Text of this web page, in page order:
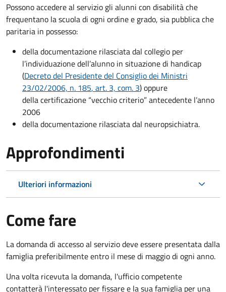
Possono accedere al servizio gli alunni con disabilità che
frequentano la scuola di ogni ordine e grado, sia pubblica che
paritaria in possesso:
della documentazione rilasciata dal collegio per
l’individuazione dell’alunno in situazione di handicap
(Decreto del Presidente del Consiglio dei Ministri
23/02/2006, n. 185, art. 3, com. 3) oppure
della certificazione “vecchio criterio” antecedente l’anno
2006
della documentazione rilasciata dal neuropsichiatra.
Approfondimenti
Ulteriori informazioni
Come fare
La domanda di accesso al servizio deve essere presentata dalla
famiglia preferibilmente entro il mese di maggio di ogni anno.
Una volta ricevuta la domanda, l'ufficio competente
contatterà l'interessato per fissare e la sua famiglia per una